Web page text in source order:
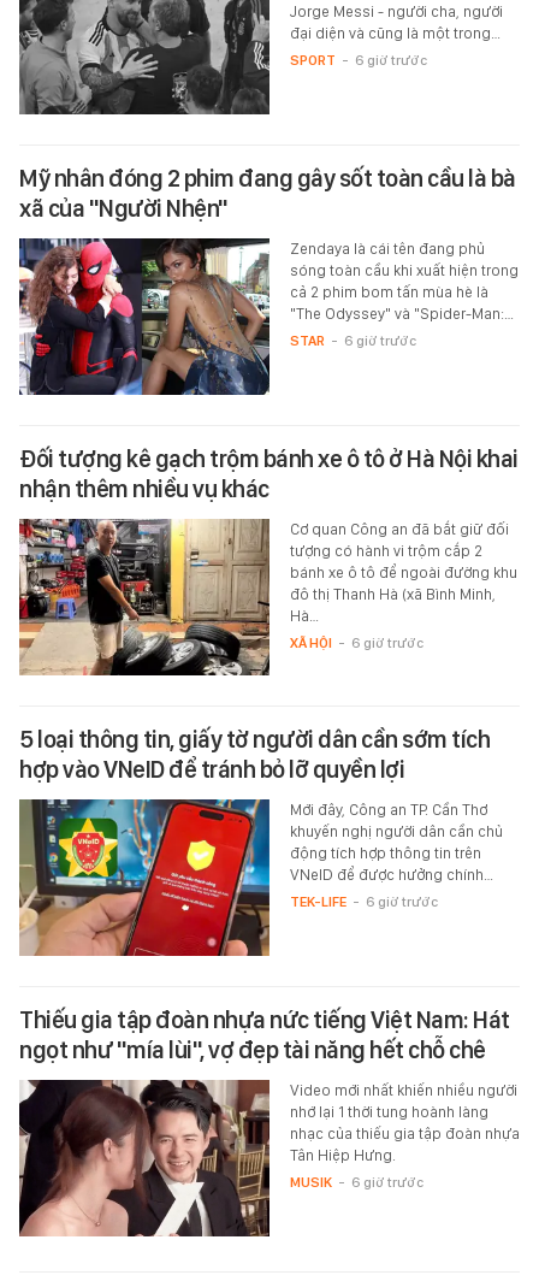
Jorge Messi - người cha, người
đại diện và cũng là một trong…
SPORT - 6 giờ trước
Mỹ nhân đóng 2 phim đang gây sốt toàn cầu là bà
xã của "Người Nhện"
Zendaya là cái tên đang phủ
sóng toàn cầu khi xuất hiện trong
cả 2 phim bom tấn mùa hè là
"The Odyssey" và "Spider-Man:…
STAR - 6 giờ trước
Đối tượng kê gạch trộm bánh xe ô tô ở Hà Nội khai
nhận thêm nhiều vụ khác
Cơ quan Công an đã bắt giữ đối
tượng có hành vi trộm cắp 2
bánh xe ô tô để ngoài đường khu
đô thị Thanh Hà (xã Bình Minh,
Hà…
XÃ HỘI - 6 giờ trước
5 loại thông tin, giấy tờ người dân cần sớm tích
hợp vào VNeID để tránh bỏ lỡ quyền lợi
Mới đây, Công an TP. Cần Thơ
khuyến nghị người dân cần chủ
động tích hợp thông tin trên
VNeID để được hưởng chính…
TEK-LIFE - 6 giờ trước
Thiếu gia tập đoàn nhựa nức tiếng Việt Nam: Hát
ngọt như "mía lùi", vợ đẹp tài năng hết chỗ chê
Video mới nhất khiến nhiều người
nhớ lại 1 thời tung hoành làng
nhạc của thiếu gia tập đoàn nhựa
Tân Hiệp Hưng.
MUSIK - 6 giờ trước